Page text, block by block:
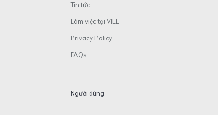
Tin tức
Làm việc tại VILL
Privacy Policy
FAQs
Người dùng